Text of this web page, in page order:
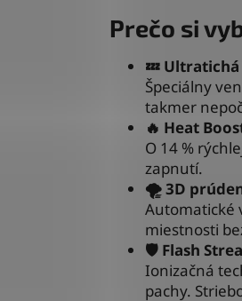
Prečo si
💤
Špeciálny
takmer
🔥 Heat
O 14 %
zapnutí.
🌪️ 3D
Automatické
miestnosti
🛡️ Flash
Ionizačná
pachy.